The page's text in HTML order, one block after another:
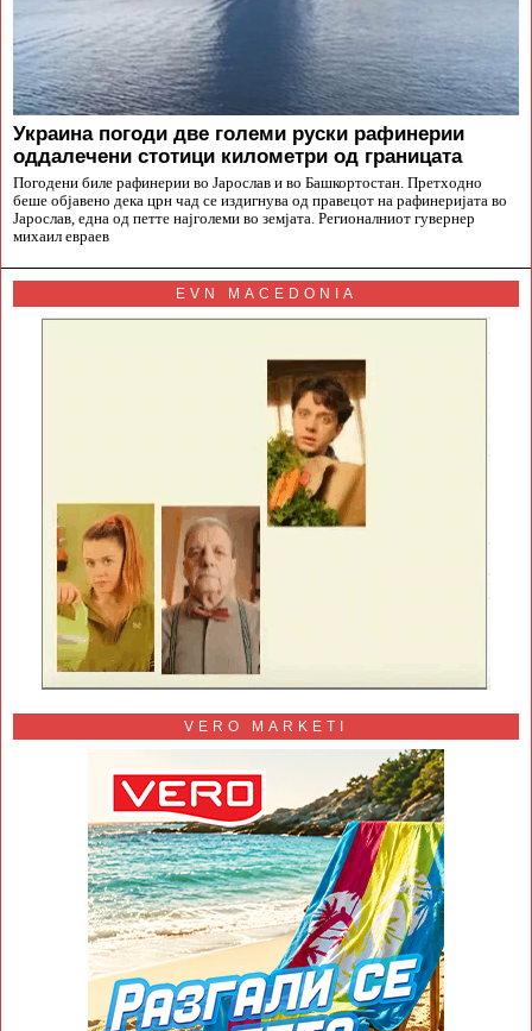
Украина погоди две големи руски рафинерии
оддалечени стотици километри од границата
Погодени биле рафинерии во Јарослав и во Башкортостан. Претходно
беше објавено дека црн чад се издигнува од правецот на рафинеријата во
Јарослав, една од петте најголеми во земјата. Регионалниот гувернер
михаил евраев
EVN MACEDONIA
VERO MARKETI